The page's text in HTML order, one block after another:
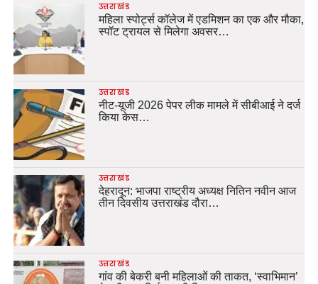
उत्तराखंड
महिला स्पोर्ट्स कॉलेज में एडमिशन का एक और मौका,
स्पॉट ट्रायल से मिलेगा अवसर…
उत्तराखंड
नीट-यूजी 2026 पेपर लीक मामले में सीबीआई ने दर्ज
किया केस…
उत्तराखंड
देहरादून: भाजपा राष्ट्रीय अध्यक्ष नितिन नवीन आज
तीन दिवसीय उत्तराखंड दौरा…
उत्तराखंड
गांव की बेकरी बनी महिलाओं की ताकत, ‘स्वाभिमान’